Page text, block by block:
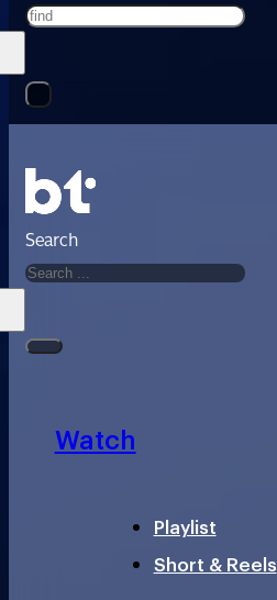
Search
Watch
Playlist
Short & Reels